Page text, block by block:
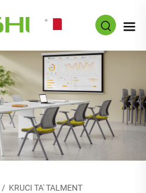
/ KRUCI TA' TALMENT